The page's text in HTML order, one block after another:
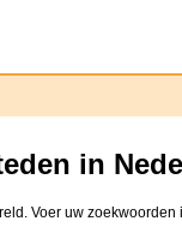
in
Voer uw